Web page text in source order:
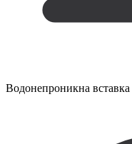
Водонепроникна вставка